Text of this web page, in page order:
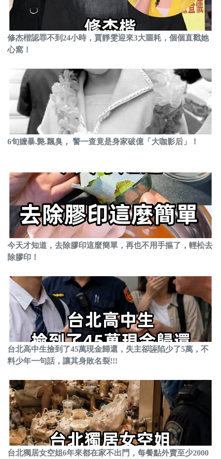
修杰楷認罪不到24小時，賈靜雯迎來3大噩耗，個個直戳她
心窩！
6旬嬤暴.斃.飄臭， 警一查竟是身家破億「大咖影后」！
今天才知道，去除膠印這麼簡單，再也不用手摳了，輕松去
除膠印！
台北高中生撿到了45萬現金歸還，失主卻誣陷少了5萬，不
料少年一句話，讓其身敗名裂!!!
台北獨居女空姐6年來都在家不出門，每餐點外賣至少2000